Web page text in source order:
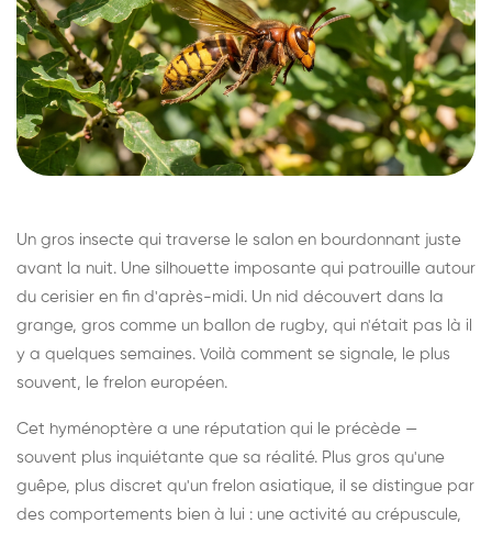
Un gros insecte qui traverse le salon en bourdonnant juste
avant la nuit. Une silhouette imposante qui patrouille autour
du cerisier en fin d'après-midi. Un nid découvert dans la
grange, gros comme un ballon de rugby, qui n'était pas là il
y a quelques semaines. Voilà comment se signale, le plus
souvent, le frelon européen.
Cet hyménoptère a une réputation qui le précède —
souvent plus inquiétante que sa réalité. Plus gros qu'une
guêpe, plus discret qu'un frelon asiatique, il se distingue par
des comportements bien à lui : une activité au crépuscule,